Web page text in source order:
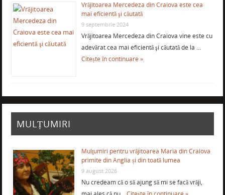
Vrăjitoarea Mercedeza din Craiova este cea
mai eficientă şi căutată
9 septembrie 2024
Vrăjitoarea Mercedeza din Craiova vine este cu
adevărat cea mai eficientă şi căutată de la …
Citește în continuare »
MULȚUMIRI
Mulţumiri pentru vrăjitoarea Maria din Craiova
primite din Anglia și din toată lumea
9 august 2026
Nu credeam că o să ajung să mi se facă vrăji,